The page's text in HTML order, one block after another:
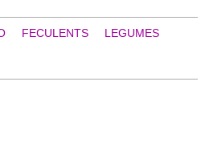
FECULENTS LEGUMES